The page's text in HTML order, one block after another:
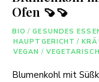
Ofen 🍠🍠
BIO / GESUNDES
HAUPTGERICHT /
VEGAN / VEGETARISCH
Blumenkohl mit